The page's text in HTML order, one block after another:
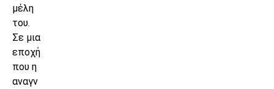
μέλη
του.
Σε μια
εποχή
που η
αναγν